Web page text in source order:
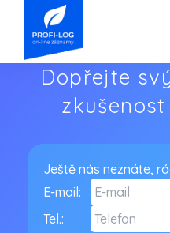
Dopřejte
Ještě nás neznáte,
E-mail:
Tel.: